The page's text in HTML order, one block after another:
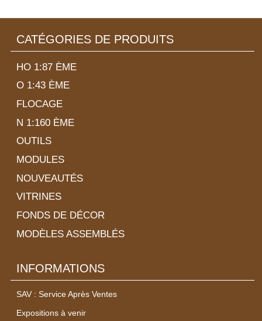
CATÉGORIES DE PRODUITS
HO 1:87 ÈME
O 1:43 ÈME
FLOCAGE
N 1:160 ÈME
OUTILS
MODULES
NOUVEAUTÉS
VITRINES
FONDS DE DÉCOR
MODÈLES ASSEMBLÉS
INFORMATIONS
SAV : Service Après Ventes
Expositions à venir